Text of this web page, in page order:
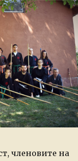
членовите на